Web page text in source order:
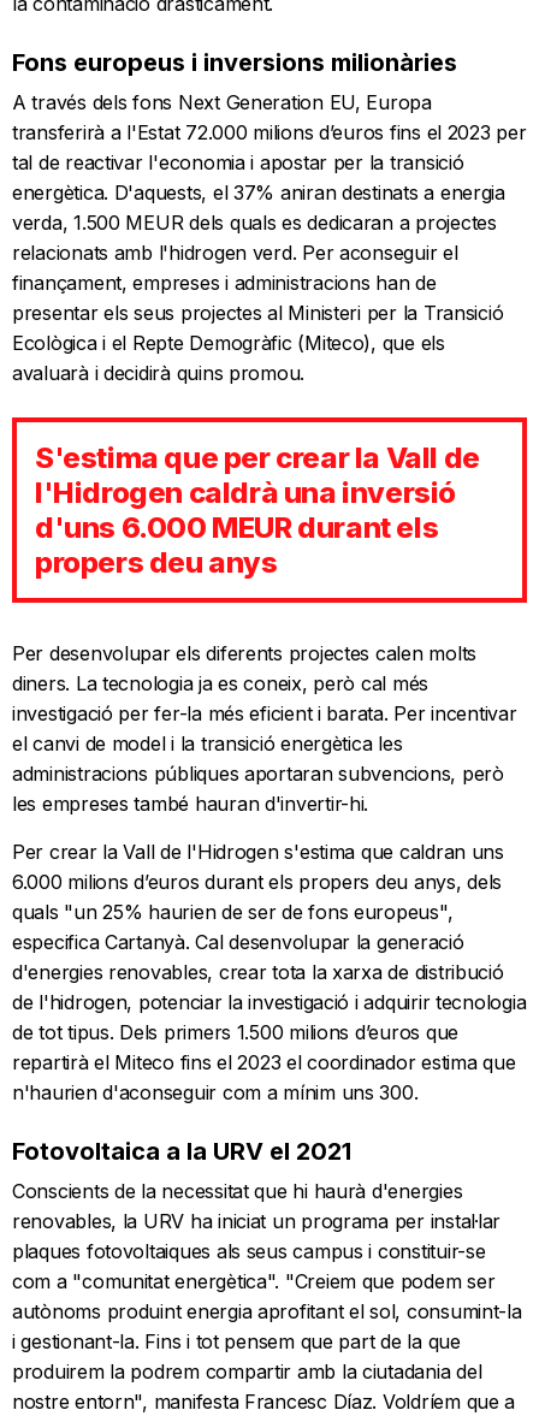
Fons europeus i inversions milionàries
A través dels fons Next Generation EU, Europa
transferirà a l'Estat 72.000 milions d’euros fins el 2023 per
tal de reactivar l'economia i apostar per la transició
energètica. D'aquests, el 37% aniran destinats a energia
verda, 1.500 MEUR dels quals es dedicaran a projectes
relacionats amb l'hidrogen verd. Per aconseguir el
finançament, empreses i administracions han de
presentar els seus projectes al Ministeri per la Transició
Ecològica i el Repte Demogràfic (Miteco), que els
avaluarà i decidirà quins promou.
S'estima que per crear la Vall de
l'Hidrogen caldrà una inversió
d'uns 6.000 MEUR durant els
propers deu anys
Per desenvolupar els diferents projectes calen molts
diners. La tecnologia ja es coneix, però cal més
investigació per fer-la més eficient i barata. Per incentivar
el canvi de model i la transició energètica les
administracions públiques aportaran subvencions, però
les empreses també hauran d'invertir-hi.
Per crear la Vall de l'Hidrogen s'estima que caldran uns
6.000 milions d’euros durant els propers deu anys, dels
quals "un 25% haurien de ser de fons europeus",
especifica Cartanyà. Cal desenvolupar la generació
d'energies renovables, crear tota la xarxa de distribució
de l'hidrogen, potenciar la investigació i adquirir tecnologia
de tot tipus. Dels primers 1.500 milions d’euros que
repartirà el Miteco fins el 2023 el coordinador estima que
n'haurien d'aconseguir com a mínim uns 300.
Fotovoltaica a la URV el 2021
Conscients de la necessitat que hi haurà d'energies
renovables, la URV ha iniciat un programa per instal·lar
plaques fotovoltaiques als seus campus i constituir-se
com a "comunitat energètica". "Creiem que podem ser
autònoms produint energia aprofitant el sol, consumint-la
i gestionant-la. Fins i tot pensem que part de la que
produirem la podrem compartir amb la ciutadania del
nostre entorn", manifesta Francesc Díaz. Voldríem que a